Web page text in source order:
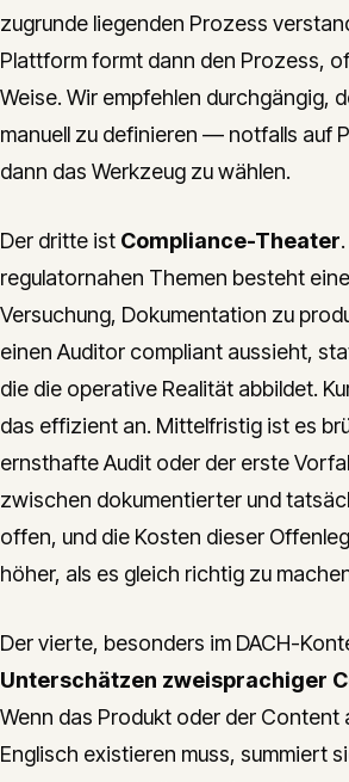
zugrunde liegenden Prozess
Plattform formt dann den Prozess,
Weise. Wir empfehlen durchgängig,
manuell zu definieren — notfalls auf
dann das Werkzeug zu wählen.
Der dritte ist Compliance-Theater
regulatornahen Themen besteht
Versuchung, Dokumentation zu
einen Auditor compliant aussieht,
die die operative Realität abbildet.
das effizient an. Mittelfristig ist es
ernsthafte Audit oder der erste
zwischen dokumentierter und
offen, und die Kosten dieser
höher, als es gleich richtig zu
Der vierte, besonders im DACH-
Unterschätzen zweisprachiger
Wenn das Produkt oder der Content
Englisch existieren muss, summiert